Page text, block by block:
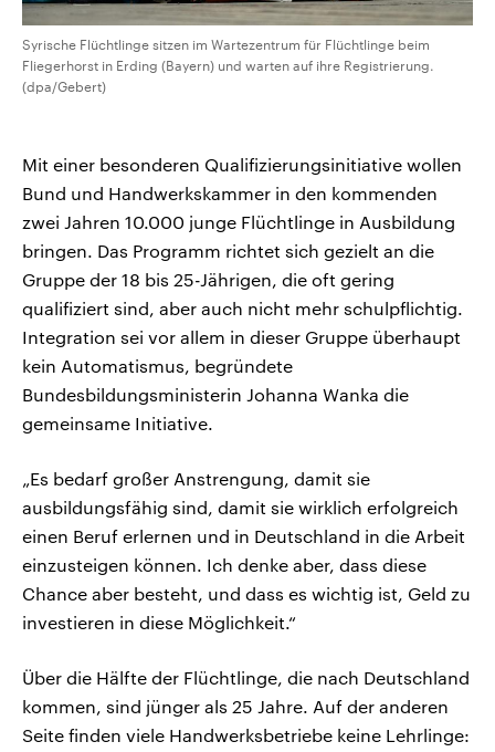
Syrische Flüchtlinge sitzen im Wartezentrum für Flüchtlinge beim
Fliegerhorst in Erding (Bayern) und warten auf ihre Registrierung.
(dpa/Gebert)
Mit einer besonderen Qualifizierungsinitiative wollen
Bund und Handwerkskammer in den kommenden
zwei Jahren 10.000 junge Flüchtlinge in Ausbildung
bringen. Das Programm richtet sich gezielt an die
Gruppe der 18 bis 25-Jährigen, die oft gering
qualifiziert sind, aber auch nicht mehr schulpflichtig.
Integration sei vor allem in dieser Gruppe überhaupt
kein Automatismus, begründete
Bundesbildungsministerin Johanna Wanka die
gemeinsame Initiative.
„Es bedarf großer Anstrengung, damit sie
ausbildungsfähig sind, damit sie wirklich erfolgreich
einen Beruf erlernen und in Deutschland in die Arbeit
einzusteigen können. Ich denke aber, dass diese
Chance aber besteht, und dass es wichtig ist, Geld zu
investieren in diese Möglichkeit.“
Über die Hälfte der Flüchtlinge, die nach Deutschland
kommen, sind jünger als 25 Jahre. Auf der anderen
Seite finden viele Handwerksbetriebe keine Lehrlinge: